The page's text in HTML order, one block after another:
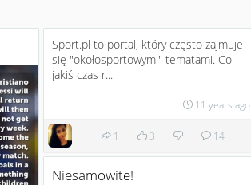
Sport.pl to portal, który często zajmuje
się "okołosportowymi" tematami. Co
jakiś czas r...
11 years ago
1 3 14
Niesamowite!